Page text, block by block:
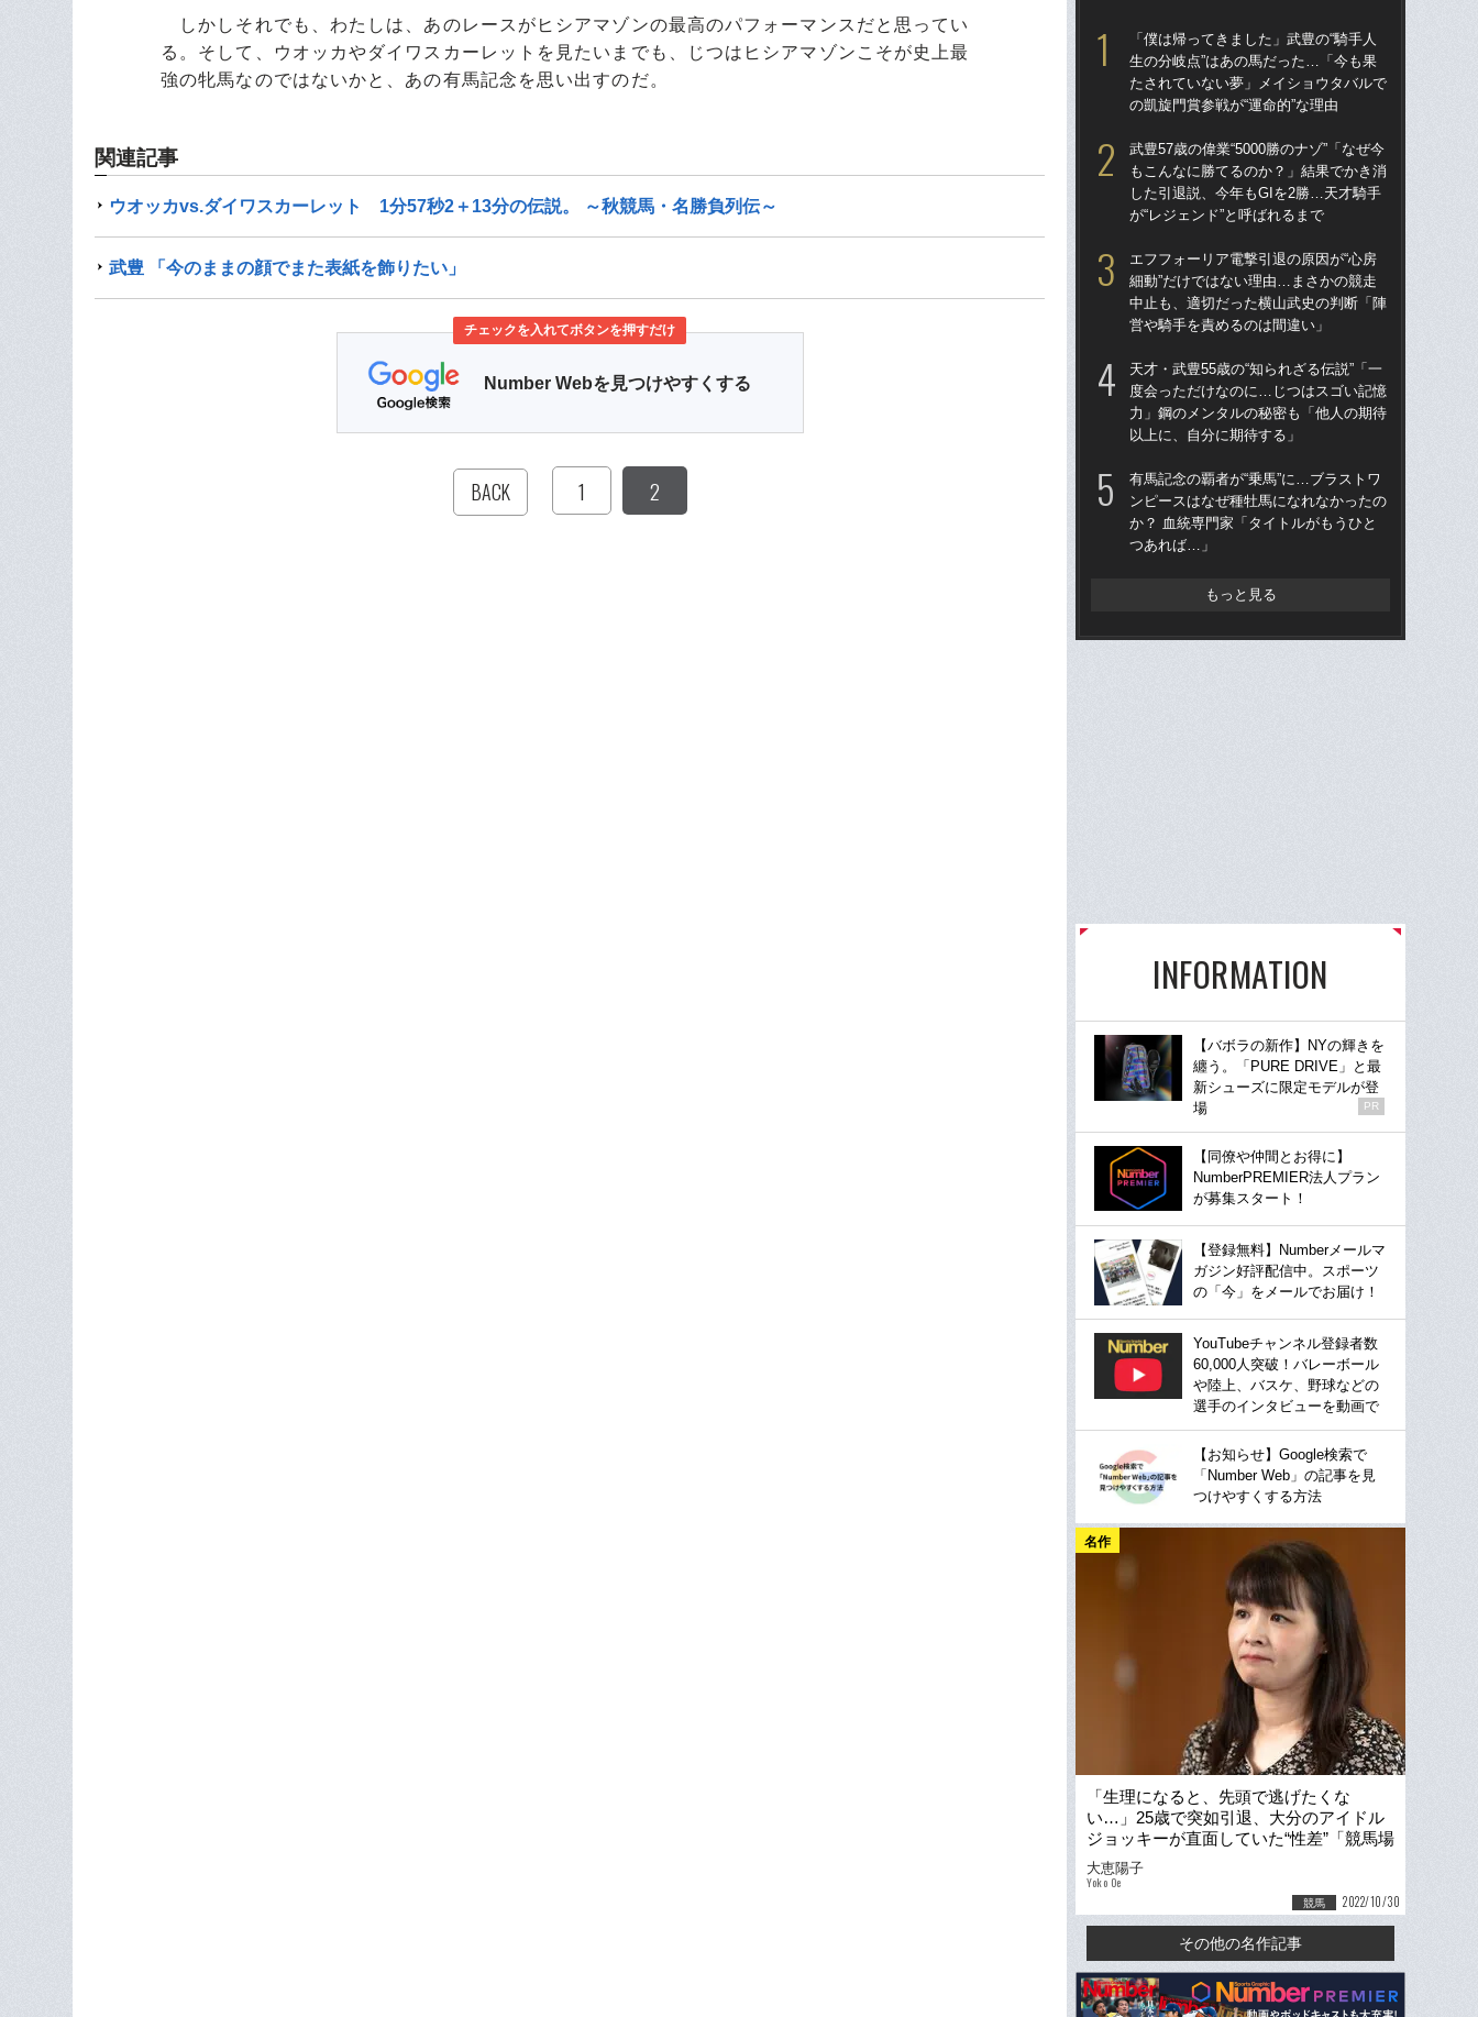
しかしそれでも、わたしは、あのレースがヒシアマゾンの最高のパフォーマンスだと思ってい
る。そして、ウオッカやダイワスカーレットを見たいまでも、じつはヒシアマゾンこそが史上最
強の牝馬なのではないかと、あの有馬記念を思い出すのだ。
関連記事
ウオッカvs.ダイワスカーレット 1分57秒2＋13分の伝説。 ～秋競馬・名勝負列伝～
武豊 「今のままの顔でまた表紙を飾りたい」
チェックを入れてボタンを押すだけ
Number Webを見つけやすくする
BACK 1 2
「僕は帰ってきました」武豊の“騎手人
生の分岐点”はあの馬だった…「今も果
たされていない夢」メイショウタバルで
の凱旋門賞参戦が“運命的”な理由
武豊57歳の偉業“5000勝のナゾ”「なぜ今
もこんなに勝てるのか？」結果でかき消
した引退説、今年もGIを2勝…天才騎手
が“レジェンド”と呼ばれるまで
エフフォーリア電撃引退の原因が“心房
細動”だけではない理由…まさかの競走
中止も、適切だった横山武史の判断「陣
営や騎手を責めるのは間違い」
天才・武豊55歳の“知られざる伝説”「一
度会っただけなのに…じつはスゴい記憶
力」鋼のメンタルの秘密も「他人の期待
以上に、自分に期待する」
有馬記念の覇者が“乗馬”に…ブラストワ
ンピースはなぜ種牡馬になれなかったの
か？ 血統専門家「タイトルがもうひと
つあれば…」
もっと見る
INFORMATION
【バボラの新作】NYの輝きを
纏う。「PURE DRIVE」と最
新シューズに限定モデルが登
場
PR
【同僚や仲間とお得に】
NumberPREMIER法人プラン
が募集スタート！
【登録無料】Numberメールマ
ガジン好評配信中。スポーツ
の「今」をメールでお届け！
YouTubeチャンネル登録者数
60,000人突破！バレーボール
や陸上、バスケ、野球などの
選手のインタビューを動画で
【お知らせ】Google検索で
「Number Web」の記事を見
つけやすくする方法
名作
「生理になると、先頭で逃げたくな
い…」25歳で突如引退、大分のアイドル
ジョッキーが直面していた“性差”「競馬場
では男子トイレを使っていました」
大恵陽子
Yoko Oe
競馬 2022/10/30
その他の名作記事